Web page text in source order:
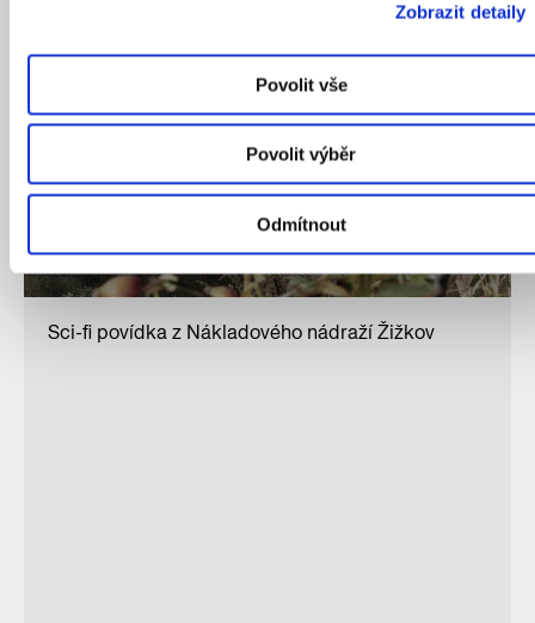
Zobrazit detaily
Povolit vše
Povolit výběr
Odmítnout
Sci-fi povídka z Nákladového nádraží Žižkov